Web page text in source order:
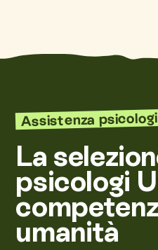
Assistenza
La
psicologi
umanità